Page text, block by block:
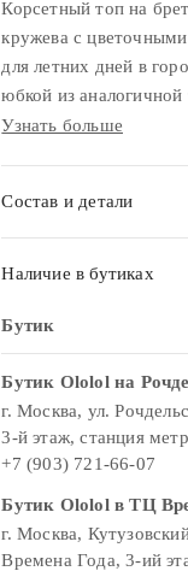
Корсетный топ на
кружева с
для летних дней в
юбкой из
Узнать больше
Состав и детали
Наличие в бутиках
Бутик
Бутик Ololol на
г. Москва, ул.
3-й этаж, станция
+7 (903) 721-66-07
Бутик Ololol в ТЦ
г. Москва,
Времена Года, 3-ий